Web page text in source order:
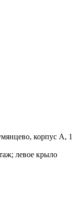
корпус А, 1
левое крыло